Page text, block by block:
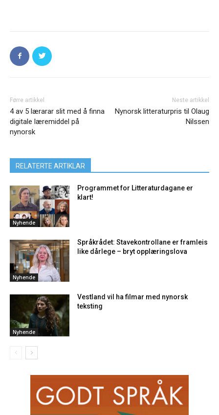
Førre artikkel
4 av 5 lærarar slit med å finna
digitale læremiddel på
nynorsk
Neste artikkel
Nynorsk litteraturpris til Olaug
Nilssen
RELATERTE ARTIKLAR
Nyhende
Programmet for Litteraturdagane er
klart!
Nyhende
Språkrådet: Stavekontrollane er framleis
like dårlege – bryt opplæringslova
Nyhende
Vestland vil ha filmar med nynorsk
teksting